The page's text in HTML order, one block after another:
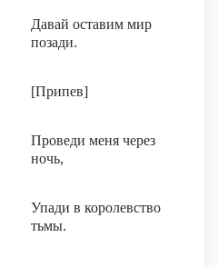
Давай оставим мир
позади.
[Припев]
Проведи меня через
ночь,
Упади в королевство
тьмы.